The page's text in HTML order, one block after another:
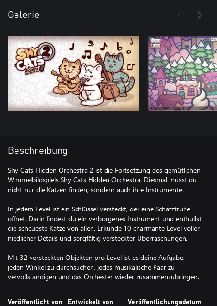
Galerie
Beschreibung
Shy Cats Hidden Orchestra 2 ist die Fortsetzung des gemütlichen
Wimmelbildspiels Shy Cats Hidden Orchestra. Diesmal musst du
nicht nur die Katzen finden, sondern auch ihre Instrumente.
In jedem Level ist ein Schlüssel versteckt, der eine Schatztruhe
öffnet. Darin findest du ein verborgenes Instrument und enthüllst
die scheueste Katze von allen. Erkunde 10 charmante Level voller
niedlicher Details und sorgfältig versteckter Überraschungen.
Mit 32 versteckten Objekten pro Level ist es deine Aufgabe,
jeden Winkel zu durchsuchen, jedes musikalische Paar zu
vervollständigen und das Orchester wieder zusammenzubringen.
Veröffentlicht von Entwickelt von Veröffentlichungsdatum